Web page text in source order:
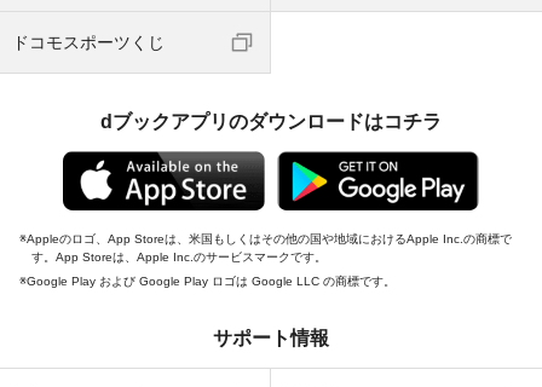
ドコモスポーツくじ
dブックアプリのダウンロードはコチラ
Appleのロゴ、App Storeは、米国もしくはその他の国や地域におけるApple Inc.の商標で
す。App Storeは、Apple Inc.のサービスマークです。
Google Play および Google Play ロゴは Google LLC の商標です。
サポート情報